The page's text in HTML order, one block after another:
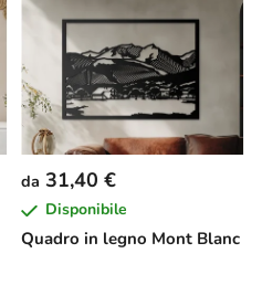
Quadro in legno Mont Blanc
da 31,40 €
Disponibile